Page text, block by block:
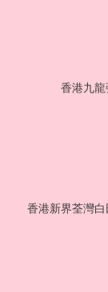
香港九
香港新界荃灣